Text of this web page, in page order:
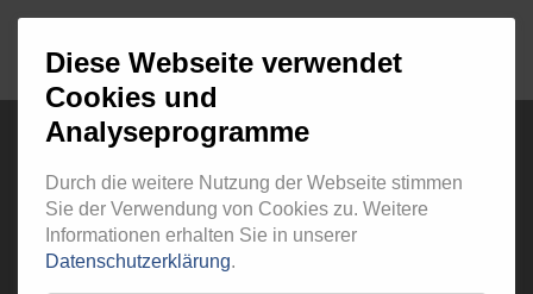
RINGFITTING 020
Diese Webseite verwendet
Cookies und
Analyseprogramme
Durch die weitere Nutzung der Webseite stimmen
Sie der Verwendung von Cookies zu. Weitere
Informationen erhalten Sie in unserer
Datenschutzerklärung.